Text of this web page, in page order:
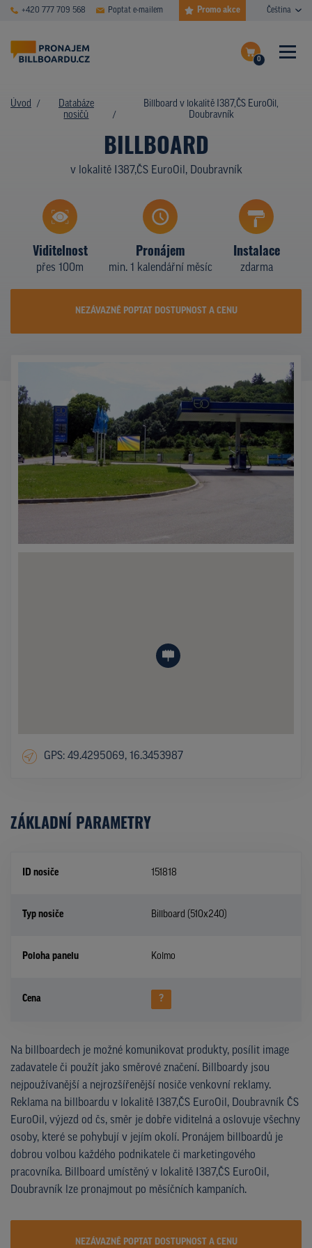
+420 777 709 568 Poptat e-mailem Promo akce Čeština
0
Dokončit poptávku
ČASTÉ DOTAZY
PLOCHY V AKCI
TYPY NOSIČŮ
Z PRAXE
Úvod
Databáze
nosičů
Billboard v lokalitě I387,ČS EuroOil,
Doubravník
BILLBOARD
v lokalitě I387,ČS EuroOil, Doubravník
Viditelnost
přes 100m
Pronájem
min. 1 kalendářní měsíc
Instalace
zdarma
NEZÁVAZNĚ POPTAT DOSTUPNOST A CENU
GPS: 49.4295069, 16.3453987
ZÁKLADNÍ PARAMETRY
ID nosiče 151818
Typ nosiče Billboard (510x240)
Poloha panelu Kolmo
Cena ?
Na billboardech je možné komunikovat produkty, posílit image
zadavatele či použít jako směrové značení. Billboardy jsou
nejpoužívanější a nejrozšířenější nosiče venkovní reklamy.
Reklama na billboardu v lokalitě I387,ČS EuroOil, Doubravník ČS
EuroOil, výjezd od čs, směr je dobře viditelná a oslovuje všechny
osoby, které se pohybují v jejím okolí. Pronájem billboardů je
dobrou volbou každého podnikatele či marketingového
pracovníka. Billboard umístěný v lokalitě I387,ČS EuroOil,
Doubravník lze pronajmout po měsíčních kampaních.
NEZÁVAZNĚ POPTAT DOSTUPNOST A CENU